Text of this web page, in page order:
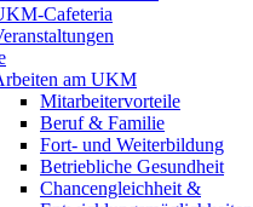
Cafeteria
am UKM
Mitarbeitervorteile
Beruf & Familie
Fort- und Weiterbildung
Betriebliche Gesundheit
Chancengleichheit &